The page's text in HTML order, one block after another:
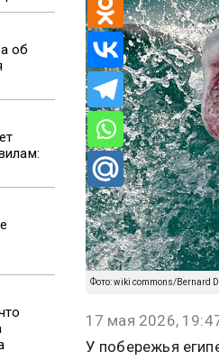
об
Фото: wiki commons/Bernard
17 мая 2026,
У побережья